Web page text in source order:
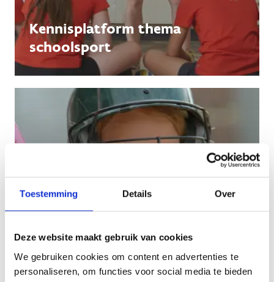
Toestemming Details Over
Deze website maakt gebruik van cookies
We gebruiken cookies om content en advertenties te
personaliseren, om functies voor social media te bieden
Kennisplatform thema
schoolsport